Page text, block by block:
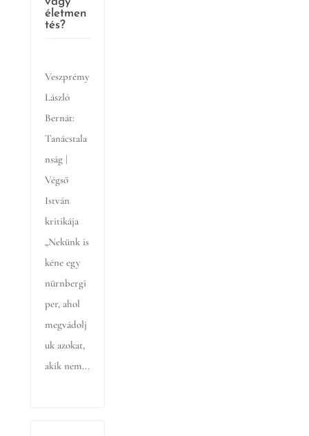
életmen
tés?
Veszprémy
László
Bernát:
Tanácstala
nság |
Végső
István
kritikája
„Nekünk is
kéne egy
nürnbergi
per, ahol
megvádolj
uk azokat,
akik nem...